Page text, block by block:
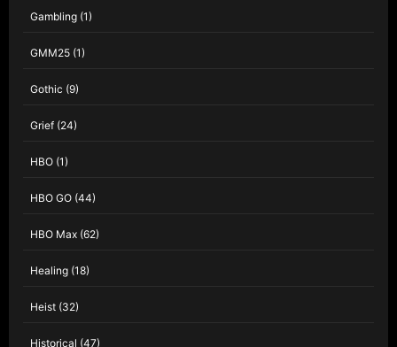
Gambling (1)
GMM25 (1)
Gothic (9)
Grief (24)
HBO (1)
HBO GO (44)
HBO Max (62)
Healing (18)
Heist (32)
Historical (47)